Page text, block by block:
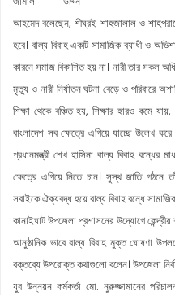
আহমেদ বলেছেন, শীঘ্রই শাহজালাল ও
হবে। বাল্য বিবাহ একটি সামাজিক ব্যাধী ও
কারনে সমাজ বিকাশিত হয় না। নারী তার সকল
মৃত্যু ও নারী নির্যাতন ঘটনা বেড়ে ও পরিবারে
শিক্ষা থেকে বঞ্চিত হয়, শিক্ষার হারও কমে
বাংলাদেশ সব ক্ষেত্রে এগিয়ে যাচ্ছে উলে­খ
প্রধানমন্ত্রী শেখ হাসিনা বাল্য বিবাহ বন্ধের
ক্ষেত্রে এগিয়ে নিতে চান। সুস্থ জাতি গঠনে
সবাইকে ঐক্যবদ্ধ হয়ে বাল্য বিবাহ বন্ধে
কানাইঘাট উপজেলা প্রশাসনের উদ্যোগে
আনুষ্ঠানিক ভাবে বাল্য বিবাহ মুক্ত ঘোষণা
বক্তব্যে উপরোক্ত কথাগুলো বলেন। উপজেলা
যুব উন্নয়ন কর্মকর্তা মো. নুরুজ্জামানের